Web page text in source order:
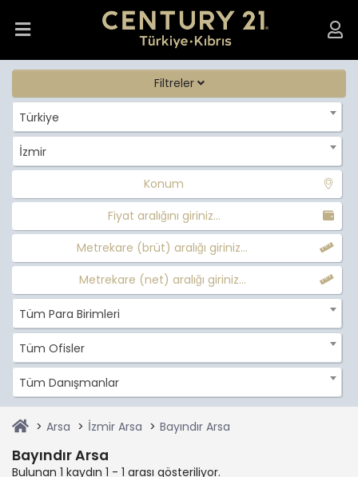
Filtreler
Türkiye
İzmir
Konum
Fiyat aralığını giriniz...
Metrekare (brüt) aralığı giriniz...
Metrekare (net) aralığı giriniz...
Tüm Para Birimleri
Tüm Ofisler
Tüm Danışmanlar
Arsa İzmir Arsa Bayındır Arsa
Bayındır Arsa
Bulunan 1 kaydın 1 - 1 arası gösteriliyor.